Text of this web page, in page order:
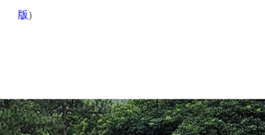
新生體檢
衛教櫥窗
傳染病防治
版)